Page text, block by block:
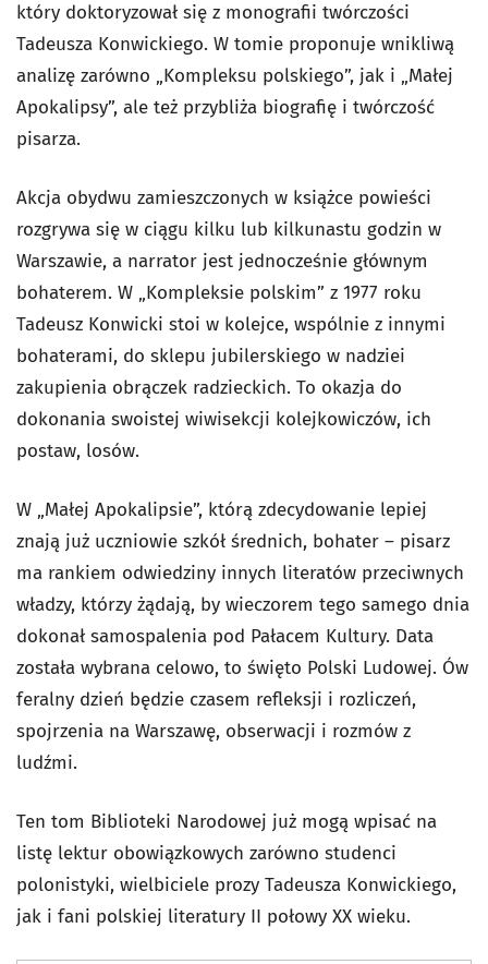
który doktoryzował się z monografii twórczości
Tadeusza Konwickiego. W tomie proponuje wnikliwą
analizę zarówno „Kompleksu polskiego”, jak i „Małej
Apokalipsy”, ale też przybliża biografię i twórczość
pisarza.
Akcja obydwu zamieszczonych w książce powieści
rozgrywa się w ciągu kilku lub kilkunastu godzin w
Warszawie, a narrator jest jednocześnie głównym
bohaterem. W „Kompleksie polskim” z 1977 roku
Tadeusz Konwicki stoi w kolejce, wspólnie z innymi
bohaterami, do sklepu jubilerskiego w nadziei
zakupienia obrączek radzieckich. To okazja do
dokonania swoistej wiwisekcji kolejkowiczów, ich
postaw, losów.
W „Małej Apokalipsie”, którą zdecydowanie lepiej
znają już uczniowie szkół średnich, bohater – pisarz
ma rankiem odwiedziny innych literatów przeciwnych
władzy, którzy żądają, by wieczorem tego samego dnia
dokonał samospalenia pod Pałacem Kultury. Data
została wybrana celowo, to święto Polski Ludowej. Ów
feralny dzień będzie czasem refleksji i rozliczeń,
spojrzenia na Warszawę, obserwacji i rozmów z
ludźmi.
Ten tom Biblioteki Narodowej już mogą wpisać na
listę lektur obowiązkowych zarówno studenci
polonistyki, wielbiciele prozy Tadeusza Konwickiego,
jak i fani polskiej literatury II połowy XX wieku.